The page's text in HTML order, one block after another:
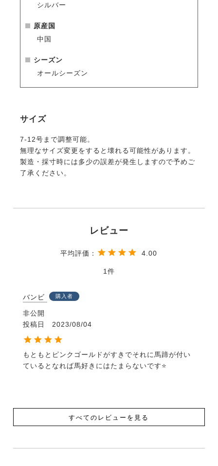
シルバー
原産国
中国
シーズン
オールシーズン
サイズ
7-12号まで調整可能。
無理なサイズ変更をすると壊れる可能性があります。
製造・採寸時には多少の誤差が発生しますので予めご
了承ください。
4.00
1
バンビ 購入者
非公開
投稿日
2023/08/04
もともとピンクゴールドがすきでそれに馬蹄が付い
ているとなれば馬好きにはたまらないです⭐️
すべてのレビューを見る